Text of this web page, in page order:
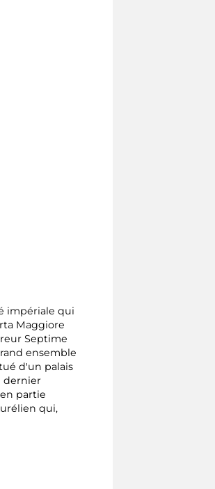
impériale qui
Maggiore
Septime
ensemble
d'un palais
dernier
partie
qui,